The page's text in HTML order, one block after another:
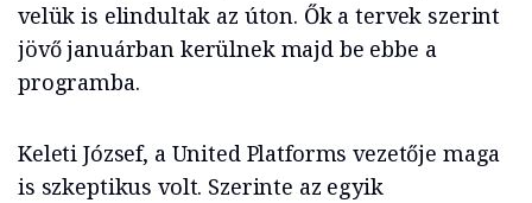
velük is elindultak az úton. Ők a tervek szerint
jövő januárban kerülnek majd be ebbe a
programba.
Keleti József, a United Platforms vezetője maga
is szkeptikus volt. Szerinte az egyik